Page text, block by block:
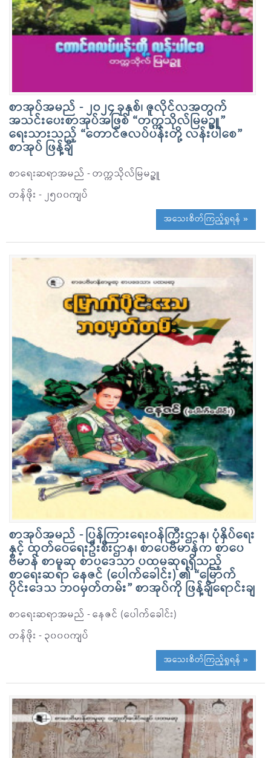
စာအုပ်အမည် - ၂၀၂၄ ခုနှစ်၊ ဇူလိုင်လအတွက်
အသင်းပေးစာအုပ်အဖြစ် “တက္ကသိုလ်မြမဉ္ဇူ”
ရေးသားသည့် “တောင်ဇလပ်ပန်းတို့ လန်းပါစေ”
စာအုပ် ဖြန့်ချိ
စာရေးဆရာအမည် - တက္ကသိုလ်မြမဉ္ဇူ
တန်ဖိုး - ၂၅၀၀ကျပ်
အသေးစိတ်ကြည့်ရှုရန် »
စာအုပ်အမည် - ပြန်ကြားရေးဝန်ကြီးဌာန၊ ပုံနှိပ်ရေး
နှင့် ထုတ်ဝေရေးဦးစီးဌာန၊ စာပေဗိမာန်က စာပေ
ဗိမာန် စာမူဆု စာပဒေသာ ပထမဆုရရှိသည့်
စာရေးဆရာ နေဇင် (ပေါက်ခေါင်း) ၏ “မြောက်
ပိုင်းဒေသ ဘဝမှတ်တမ်း” စာအုပ်ကို ဖြန့်ချိရောင်းချ
စာရေးဆရာအမည် - နေဇင် (ပေါက်ခေါင်း)
တန်ဖိုး - ၃၀၀၀ကျပ်
အသေးစိတ်ကြည့်ရှုရန် »